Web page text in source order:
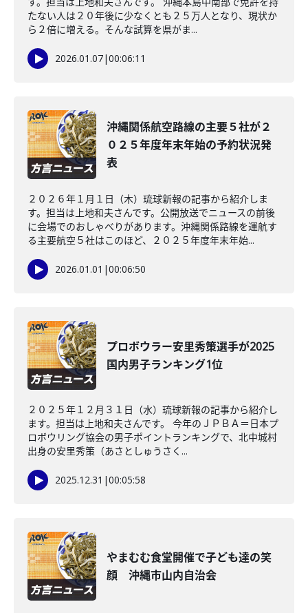
たない人は２０年後に少なくとも２５万人となり、現状か
ら２倍に増える。そんな試算を県がま...
2026.01.07|00:06:11
沖縄関係航空路線の主要５社が２
０２５年度年末年始の予約状況発
表
２０２６年１月１日（木）琉球新報の記事から紹介しま
す。担当は上地和夫さんです。公開放送でニュースの前後
に会場でのおしゃべりがあります。沖縄関係路線を運航す
る主要航空５社はこのほど、２０２５年度年末年始...
2026.01.01 |00:06:50
プロボウラー安里秀策選手が2025
国内男子ランキング1位
２０２５年１２月３１日（水）琉球新報の記事から紹介し
ます。担当は上地和夫さんです。 今年のＪＰＢＡ＝日本プ
ロボウリング協会の男子ポイントランキングで、北中城村
出身の安里秀策（あさとしゅうさく...
2025.12.31 |00:05:58
やまむむ食堂開催で子ども達の笑
顔 沖縄市山内自治会